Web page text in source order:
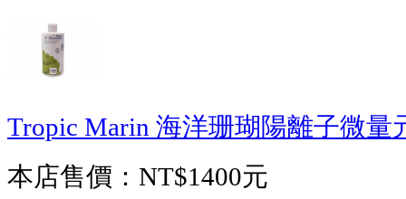
Tropic Marin 海洋珊瑚陽離子微量
本店售價： NT$1400元